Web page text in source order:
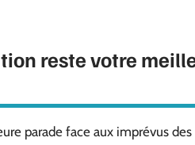
reste votre
parade face aux imprévus